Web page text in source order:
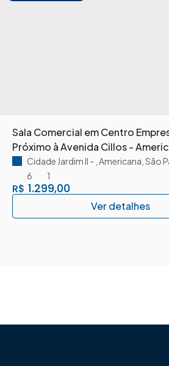
Sala Comercial em Centro
Próximo à Avenida Cillos -
R$ 1.299,00
Cidade Jardim II Americana São
6
1